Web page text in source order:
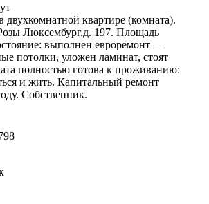
двухкомнатной квартире (комната).
Люксембург,д. 197. Площадь
выполнен евроремонт —
потолки, уложен ламинат, стоят
полностью готова к проживанию:
и жить. Капитальный ремонт
Собственник.